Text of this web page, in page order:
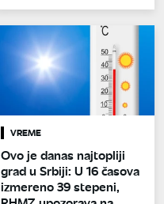
VREME
Ovo je danas najtopliji
grad u Srbiji: U 16 časova
izmereno 39 stepeni,